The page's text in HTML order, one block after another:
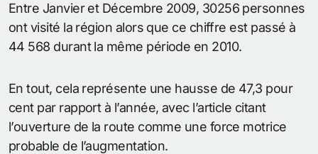
Entre Janvier et Décembre 2009, 30256 personnes
ont visité la région alors que ce chiffre est passé à
44 568 durant la même période en 2010.
En tout, cela représente une hausse de 47,3 pour
cent par rapport à l’année, avec l’article citant
l’ouverture de la route comme une force motrice
probable de l’augmentation.